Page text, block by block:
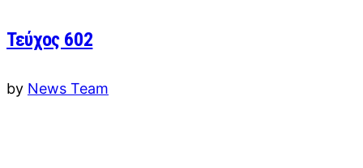
Τεύχος 602
by News Team